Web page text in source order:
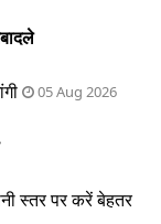
05 Aug 2026